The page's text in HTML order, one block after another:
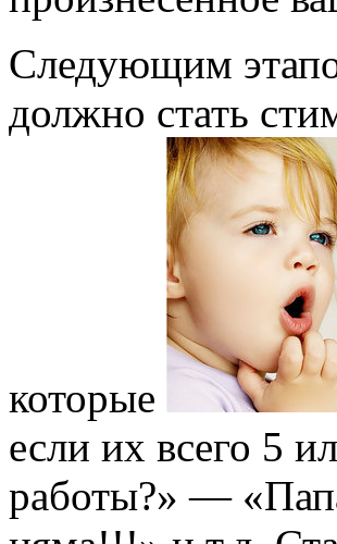
Следующим
должно стать
которые
если их всего 5
работы?» —